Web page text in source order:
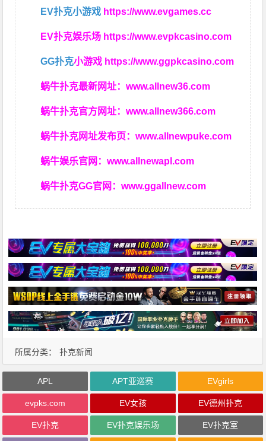
EV扑克小游戏 https://www.evgames.cc
EV扑克娱乐场 https://www.evpkcasino.com
GG扑克小游戏 https://www.ggpkcasino.com
蜗牛扑克最新网址：www.allnew36.com
蜗牛扑克官方网址：www.allnew366.com
蜗牛扑克网址发布页：www.allnewpuke.com
蜗牛娱乐官网：www.allnewapl.com
蜗牛扑克GG官网：www.ggallnew.com
所属分类： 扑克新闻
APL APT亚巡赛 EVgirls
evpks.com EV女孩 EV德州扑克
EV扑克 EV扑克娱乐场 EV扑克室